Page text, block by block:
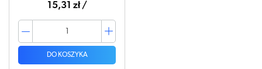
15,31 zł /
DO KOSZYKA